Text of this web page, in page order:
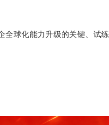
全球化能力升级的关键、试练